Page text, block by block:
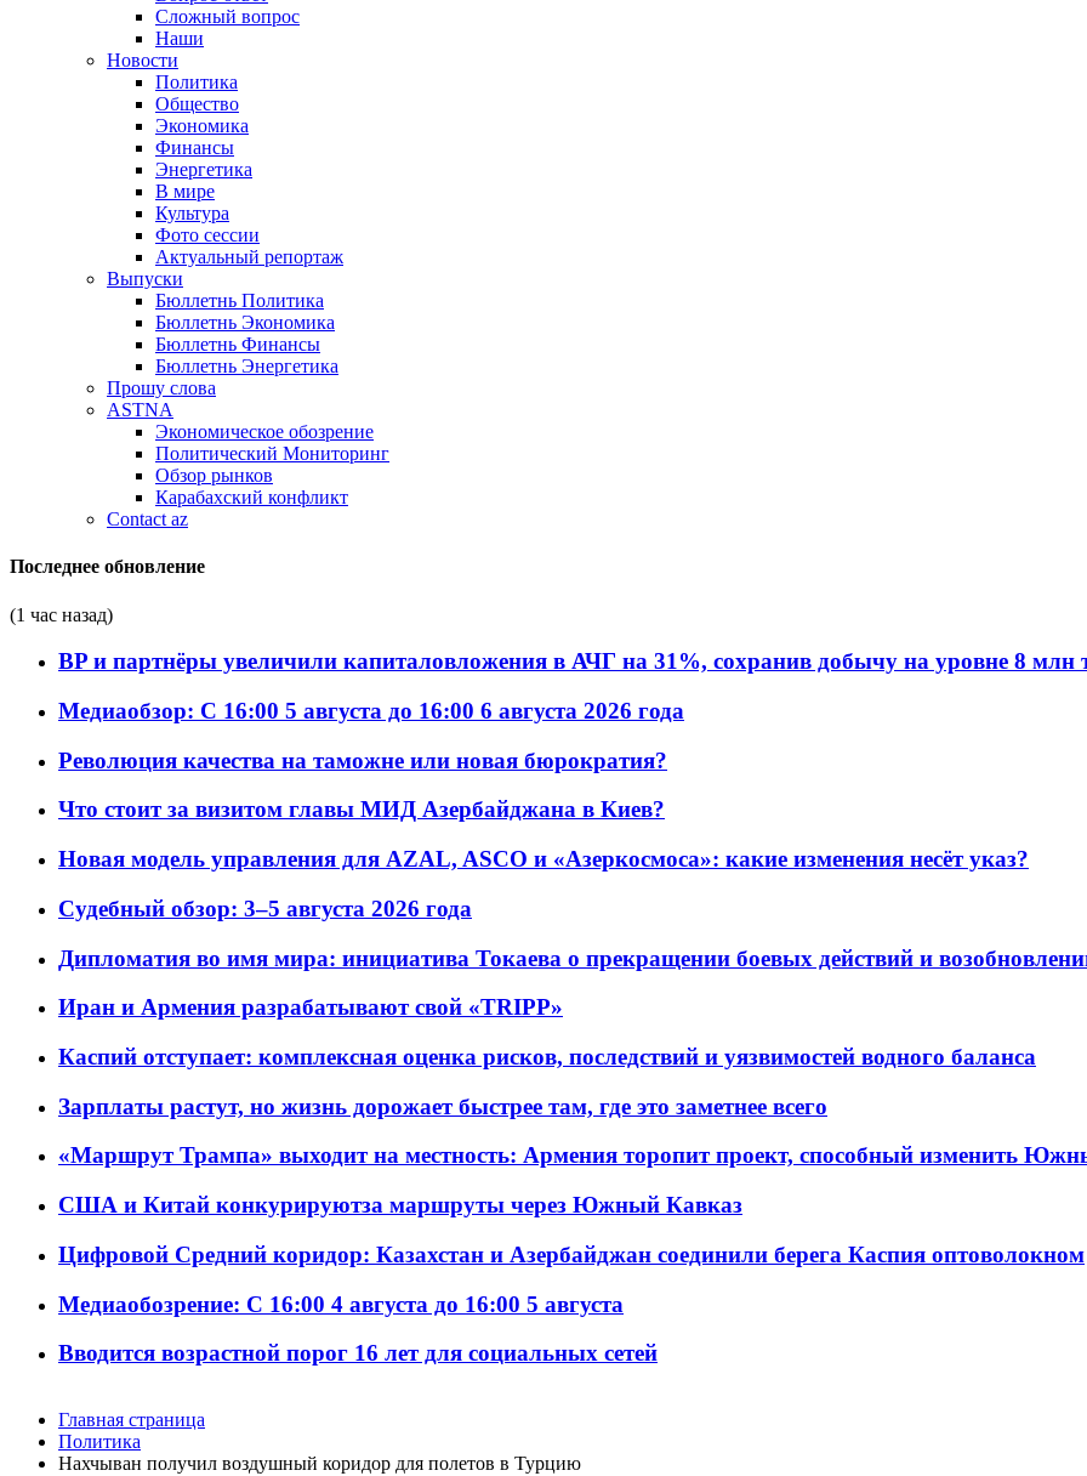
Сложный вопрос
Наши
Новости
Политика
Общество
Экономика
Финансы
Энергетика
В мире
Культура
Фото сессии
Актуальный репортаж
Выпуски
Бюллетнь Политика
Бюллетнь Экономика
Бюллетнь Финансы
Бюллетнь Энергетика
Прошу слова
ASTNA
Экономическое обозрение
Политический Мониторинг
Обзор рынков
Карабахский конфликт
Contact az
Последнее обновление
(1 час назад)
BP и партнёры увеличили капиталовложения в АЧГ на 31%, сохранив добычу на уровне 8 млн
Медиаобзор: С 16:00 5 августа до 16:00 6 августа 2026 года
Революция качества на таможне или новая бюрократия?
Что стоит за визитом главы МИД Азербайджана в Киев?
Новая модель управления для AZAL, ASCO и «Азеркосмоса»: какие изменения несёт указ?
Судебный обзор: 3–5 августа 2026 года
Дипломатия во имя мира: инициатива Токаева о прекращении боевых действий и
Иран и Армения разрабатывают свой «TRIPP»
Каспий отступает: комплексная оценка рисков, последствий и уязвимостей водного баланса
Зарплаты растут, но жизнь дорожает быстрее там, где это заметнее всего
«Маршрут Трампа» выходит на местность: Армения торопит проект, способный изменить
США и Китай конкурируютза маршруты через Южный Кавказ
Цифровой Средний коридор: Казахстан и Азербайджан соединили берега Каспия оптоволокном
Медиаобозрение: С 16:00 4 августа до 16:00 5 августа
Вводится возрастной порог 16 лет для социальных сетей
Главная страница
Политика
Нахчыван получил воздушный коридор для полетов в Турцию